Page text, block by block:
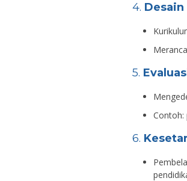
4.
5.
Contoh:
6.